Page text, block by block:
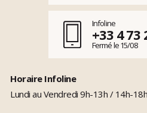
Infoline
+33 4 73
Fermé le 15/08
Horaire Infoline
Lundi au Vendredi 9h-13h / 14h-18h